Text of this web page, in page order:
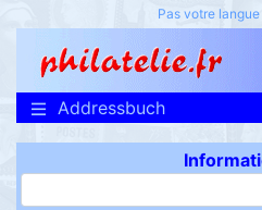
Pas votre langue
Addressbuch